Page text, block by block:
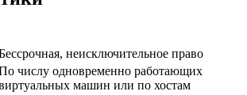
неисключительное право
числу одновременно работающих
машин или по хостам